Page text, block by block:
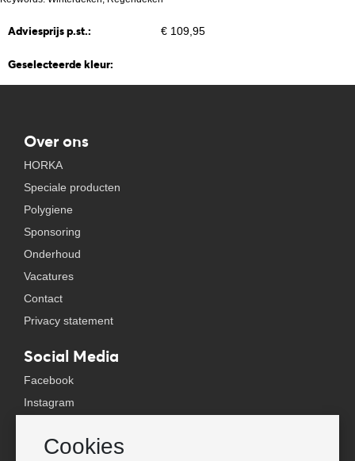
Cookies
Adviesprijs p.st.: € 109,95
Geselecteerde kleur:
Over ons
HORKA
Speciale producten
Polygiene
Sponsoring
Onderhoud
Vacatures
Contact
Privacy statement
Social Media
Facebook
Instagram
TikTok